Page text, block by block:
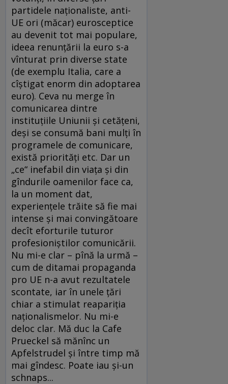
partidele naţionaliste, anti-
UE ori (măcar) eurosceptice
au devenit tot mai populare,
ideea renunţării la euro s-a
vînturat prin diverse state
(de exemplu Italia, care a
cîştigat enorm din adoptarea
euro). Ceva nu merge în
comunicarea dintre
instituţiile Uniunii şi cetăţeni,
deşi se consumă bani mulţi în
programele de comunicare,
există priorităţi etc. Dar un
„ce“ inefabil din viaţa şi din
gîndurile oamenilor face ca,
la un moment dat,
experienţele trăite să fie mai
intense şi mai convingătoare
decît eforturile tuturor
profesioniştilor comunicării.
Nu mi-e clar – pînă la urmă –
cum de ditamai propaganda
pro UE n-a avut rezultatele
scontate, iar în unele ţări
chiar a stimulat reapariţia
naţionalismelor. Nu mi-e
deloc clar. Mă duc la Cafe
Prueckel să mănînc un
Apfelstrudel şi între timp mă
mai gîndesc. Poate iau şi-un
schnaps...